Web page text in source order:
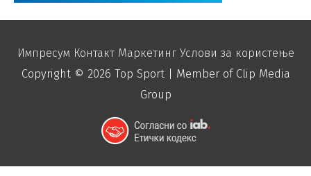
Импресум Контакт Маркетинг Услови за користење
Copyright © 2026 Top Sport| Member of Clip Media
Group